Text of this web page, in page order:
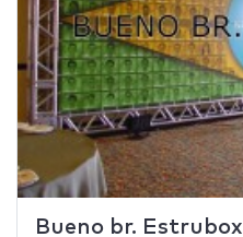
Bueno br. Estrubox